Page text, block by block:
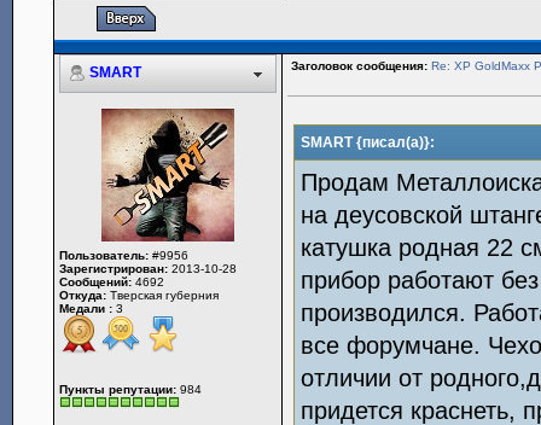
SMART Заголовок сообщения: Re: XP
Пользователь: #9956
Зарегистрирован: 2013-10-28
Сообщений: 4692
Откуда: Тверская губерния
Медали : 3
Пункты репутации: 984
SMART {писал(а)}:
Продам
на деусовской
катушка родная 22
прибор работают
производился.
все форумчане.
отличии от
придется краснеть,